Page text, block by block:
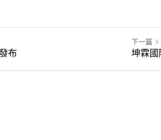
布
下一篇
坤霖